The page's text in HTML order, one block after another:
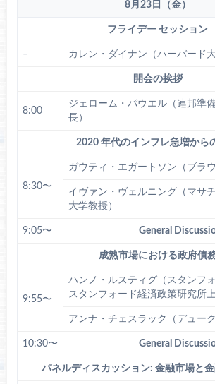
8月23日（金）
フライデー セッション
– カレン・ダイナン（ハーバード大
開会の挨拶
8:00
ジェローム・パウエル（連邦準
長）
2020 年代のインフレ急増から
8:30〜
ガウティ・エガートソン（ブラ
イヴァン・ヴェルニング（マサ
大学教授）
9:05〜 General
成熟市場における政府債
9:55〜
ハンノ・ルスティグ（スタンフ
スタンフォード経済政策研究所
アンナ・チェスラック（デュー
10:30〜 General
パネルディスカッション: 金融市場と